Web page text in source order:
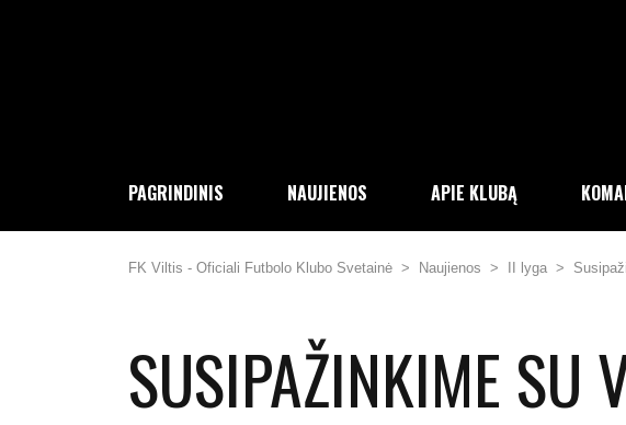
PAGRINDINIS NAUJIENOS APIE KLUBĄ
FK Viltis - Oficiali Futbolo Klubo Svetainė > Naujienos > II lyga >
SUSIPAŽINKIME SU